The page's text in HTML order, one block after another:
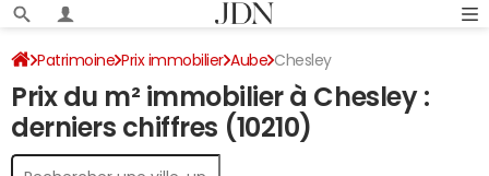
Patrimoine Prix immobilier Aube Chesley
Prix du m² immobilier à Chesley :
derniers chiffres (10210)